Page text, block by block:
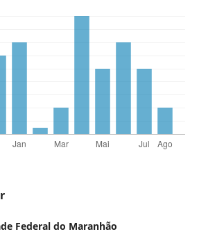
Federal do Maranhão